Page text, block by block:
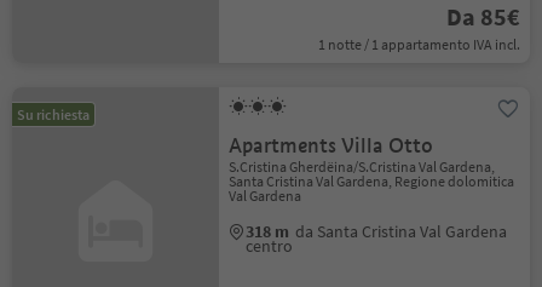
Da 85€
1 notte / 1 appartamento IVA incl.
Su richiesta
Apartments Villa Otto
S.Cristina Gherdëina/S.Cristina Val Gardena,
Santa Cristina Val Gardena, Regione dolomitica
Val Gardena
318 m da Santa Cristina Val Gardena
centro